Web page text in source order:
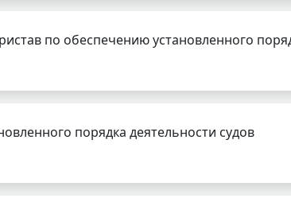
по обеспечению установленного
порядка деятельности судов